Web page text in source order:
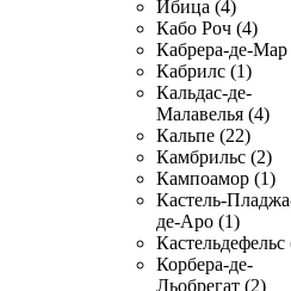
Ибица (4)
Кабо Роч (4)
Кабрера-де-Мар
Кабрилс (1)
Кальдас-де-
Малавелья (4)
Кальпе (22)
Камбрильс (2)
Кампоамор (1)
Кастель-
де-Аро (1)
Кастельдефельс
Корбера-де-
Льобрегат (2)